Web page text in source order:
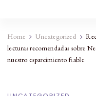
Home Uncategorized
lecturas recomendadas sobre
nuestro esparcimiento fiable